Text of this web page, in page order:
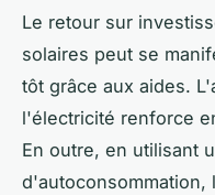
Le retour sur
solaires peut se
tôt grâce aux aides.
l'électricité renforce
En outre, en utilisant